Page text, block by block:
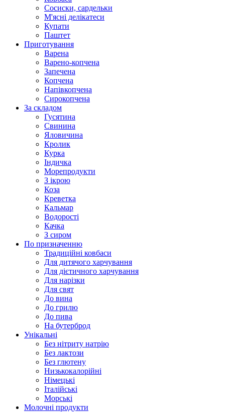
Сосиски, сардельки
М'ясні делікатеси
Купати
Паштет
Приготування
Варена
Варено-копчена
Запечена
Копчена
Напівкопчена
Сирокопчена
За складом
Гусятина
Свинина
Яловичина
Кролик
Курка
Індичка
Морепродукти
З ікрою
Коза
Креветка
Кальмар
Водорості
Качка
З сиром
По призначенню
Традиційні ковбаси
Для дитячого харчування
Для дієтичного харчування
Для нарізки
Для свят
До вина
До грилю
До пива
На бутерброд
Унікальні
Без нітриту натрію
Без лактози
Без глютену
Низькокалорійні
Німецькі
Iталійські
Морські
Молочні продукти